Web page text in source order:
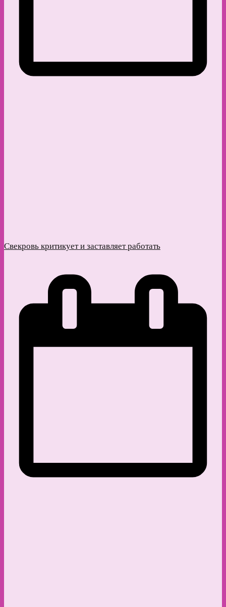
Свекровь критикует и заставляет работать